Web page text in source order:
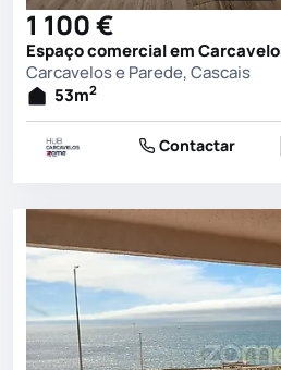
1 100 €
Espaço comercial em
Carcavelos e Parede, Cascais
53m2
Contactar